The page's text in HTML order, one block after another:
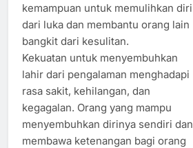
kemampuan untuk memulihkan diri
dari luka dan membantu orang lain
bangkit dari kesulitan.
Kekuatan untuk menyembuhkan
lahir dari pengalaman menghadapi
rasa sakit, kehilangan, dan
kegagalan. Orang yang mampu
menyembuhkan dirinya sendiri dan
membawa ketenangan bagi orang